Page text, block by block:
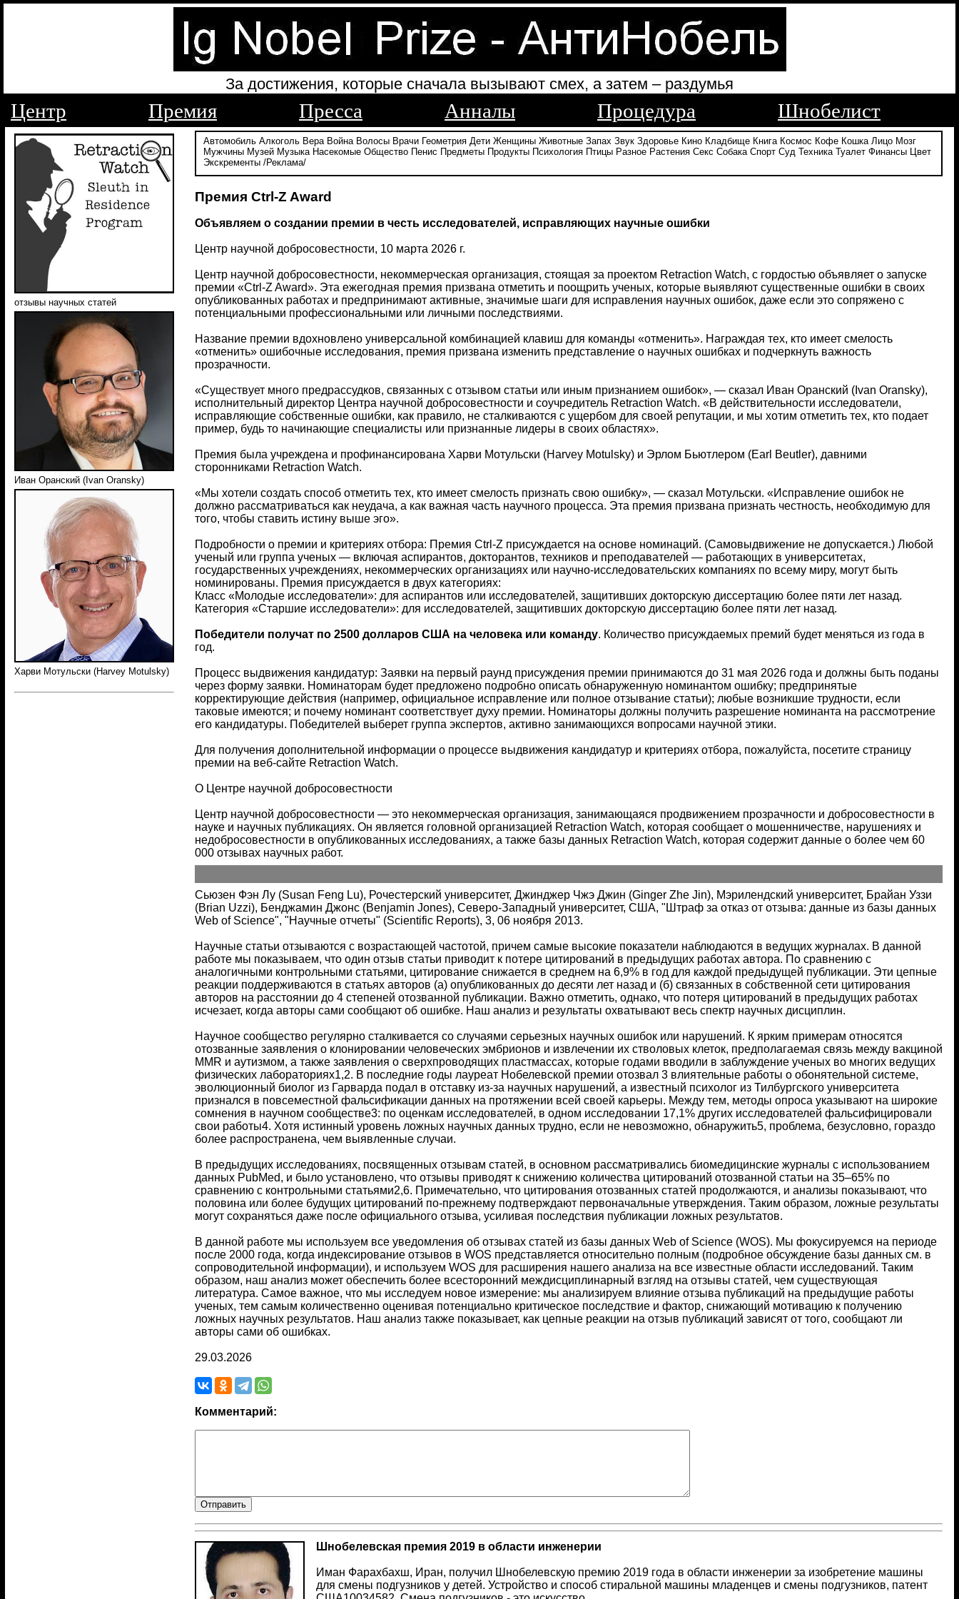
За достижения, которые сначала вызывают смех, а затем – раздумья
Центр Премия Пресса Анналы Процедура Шнобелист
отзывы научных статей
Иван Оранский (Ivan Oransky)
Харви Мотульски (Harvey Motulsky)
Автомобиль Алкоголь Вера Война Волосы Врачи Геометрия Дети Женщины Животные Запах Звук Здоровье Кино Кладбище Книга Космос Кофе Кошка Лицо Мозг
Мужчины Музей Музыка Насекомые Общество Пенис Предметы Продукты Психология Птицы Разное Растения Секс Собака Спорт Суд Техника Туалет Финансы
Цвет
Экскременты /Реклама/
Премия Ctrl-Z Award
Объявляем о создании премии в честь исследователей, исправляющих научные ошибки
Центр научной добросовестности, 10 марта 2026 г.
Центр научной добросовестности, некоммерческая организация, стоящая за проектом Retraction Watch, с гордостью объявляет о запуске
премии «Ctrl-Z Award». Эта ежегодная премия призвана отметить и поощрить ученых, которые выявляют существенные ошибки в своих
опубликованных работах и предпринимают активные, значимые шаги для исправления научных ошибок, даже если это сопряжено с
потенциальными профессиональными или личными последствиями.
Название премии вдохновлено универсальной комбинацией клавиш для команды «отменить». Награждая тех, кто имеет смелость
«отменить» ошибочные исследования, премия призвана изменить представление о научных ошибках и подчеркнуть важность
прозрачности.
«Существует много предрассудков, связанных с отзывом статьи или иным признанием ошибок», — сказал Иван Оранский (Ivan Oransky),
исполнительный директор Центра научной добросовестности и соучредитель Retraction Watch. «В действительности исследователи,
исправляющие собственные ошибки, как правило, не сталкиваются с ущербом для своей репутации, и мы хотим отметить тех, кто подает
пример, будь то начинающие специалисты или признанные лидеры в своих областях».
Премия была учреждена и профинансирована Харви Мотульски (Harvey Motulsky) и Эрлом Бьютлером (Earl Beutler), давними
сторонниками Retraction Watch.
«Мы хотели создать способ отметить тех, кто имеет смелость признать свою ошибку», — сказал Мотульски. «Исправление ошибок не
должно рассматриваться как неудача, а как важная часть научного процесса. Эта премия призвана признать честность, необходимую для
того, чтобы ставить истину выше эго».
Подробности о премии и критериях отбора: Премия Ctrl-Z присуждается на основе номинаций. (Самовыдвижение не допускается.) Любой
ученый или группа ученых — включая аспирантов, докторантов, техников и преподавателей — работающих в университетах,
государственных учреждениях, некоммерческих организациях или научно-исследовательских компаниях по всему миру, могут быть
номинированы. Премия присуждается в двух категориях:
Класс «Молодые исследователи»: для аспирантов или исследователей, защитивших докторскую диссертацию более пяти лет назад.
Категория «Старшие исследователи»: для исследователей, защитивших докторскую диссертацию более пяти лет назад.
Победители получат по 2500 долларов США на человека или команду. Количество присуждаемых премий будет меняться из года в
год.
Процесс выдвижения кандидатур: Заявки на первый раунд присуждения премии принимаются до 31 мая 2026 года и должны быть поданы
через форму заявки. Номинаторам будет предложено подробно описать обнаруженную номинантом ошибку; предпринятые
корректирующие действия (например, официальное исправление или полное отзывание статьи); любые возникшие трудности, если
таковые имеются; и почему номинант соответствует духу премии. Номинаторы должны получить разрешение номинанта на рассмотрение
его кандидатуры. Победителей выберет группа экспертов, активно занимающихся вопросами научной этики.
Для получения дополнительной информации о процессе выдвижения кандидатур и критериях отбора, пожалуйста, посетите страницу
премии на веб-сайте Retraction Watch.
О Центре научной добросовестности
Центр научной добросовестности — это некоммерческая организация, занимающаяся продвижением прозрачности и добросовестности в
науке и научных публикациях. Он является головной организацией Retraction Watch, которая сообщает о мошенничестве, нарушениях и
недобросовестности в опубликованных исследованиях, а также базы данных Retraction Watch, которая содержит данные о более чем 60
000 отзывах научных работ.
Сьюзен Фэн Лу (Susan Feng Lu), Рочестерский университет, Джинджер Чжэ Джин (Ginger Zhe Jin), Мэрилендский университет, Брайан Уззи
(Brian Uzzi), Бенджамин Джонс (Benjamin Jones), Северо-Западный университет, США, "Штраф за отказ от отзыва: данные из базы данных
Web of Science", "Научные отчеты" (Scientific Reports), 3, 06 ноября 2013.
Научные статьи отзываются с возрастающей частотой, причем самые высокие показатели наблюдаются в ведущих журналах. В данной
работе мы показываем, что один отзыв статьи приводит к потере цитирований в предыдущих работах автора. По сравнению с
аналогичными контрольными статьями, цитирование снижается в среднем на 6,9% в год для каждой предыдущей публикации. Эти цепные
реакции поддерживаются в статьях авторов (а) опубликованных до десяти лет назад и (б) связанных в собственной сети цитирования
авторов на расстоянии до 4 степеней отозванной публикации. Важно отметить, однако, что потеря цитирований в предыдущих работах
исчезает, когда авторы сами сообщают об ошибке. Наш анализ и результаты охватывают весь спектр научных дисциплин.
Научное сообщество регулярно сталкивается со случаями серьезных научных ошибок или нарушений. К ярким примерам относятся
отозванные заявления о клонировании человеческих эмбрионов и извлечении их стволовых клеток, предполагаемая связь между вакциной
MMR и аутизмом, а также заявления о сверхпроводящих пластмассах, которые годами вводили в заблуждение ученых во многих ведущих
физических лабораториях1,2. В последние годы лауреат Нобелевской премии отозвал 3 влиятельные работы о обонятельной системе,
эволюционный биолог из Гарварда подал в отставку из-за научных нарушений, а известный психолог из Тилбургского университета
признался в повсеместной фальсификации данных на протяжении всей своей карьеры. Между тем, методы опроса указывают на широкие
сомнения в научном сообществе3: по оценкам исследователей, в одном исследовании 17,1% других исследователей фальсифицировали
свои работы4. Хотя истинный уровень ложных научных данных трудно, если не невозможно, обнаружить5, проблема, безусловно, гораздо
более распространена, чем выявленные случаи.
В предыдущих исследованиях, посвященных отзывам статей, в основном рассматривались биомедицинские журналы с использованием
данных PubMed, и было установлено, что отзывы приводят к снижению количества цитирований отозванной статьи на 35–65% по
сравнению с контрольными статьями2,6. Примечательно, что цитирования отозванных статей продолжаются, и анализы показывают, что
половина или более будущих цитирований по-прежнему подтверждают первоначальные утверждения. Таким образом, ложные результаты
могут сохраняться даже после официального отзыва, усиливая последствия публикации ложных результатов.
В данной работе мы используем все уведомления об отзывах статей из базы данных Web of Science (WOS). Мы фокусируемся на периоде
после 2000 года, когда индексирование отзывов в WOS представляется относительно полным (подробное обсуждение базы данных см. в
сопроводительной информации), и используем WOS для расширения нашего анализа на все известные области исследований. Таким
образом, наш анализ может обеспечить более всесторонний междисциплинарный взгляд на отзывы статей, чем существующая
литература. Самое важное, что мы исследуем новое измерение: мы анализируем влияние отзыва публикаций на предыдущие работы
ученых, тем самым количественно оценивая потенциально критическое последствие и фактор, снижающий мотивацию к получению
ложных научных результатов. Наш анализ также показывает, как цепные реакции на отзыв публикаций зависят от того, сообщают ли
авторы сами об ошибках.
29.03.2026
Комментарий:
Шнобелевская премия 2019 в области инженерии
Иман Фарахбахш, Иран, получил Шнобелевскую премию 2019 года в области инженерии за изобретение машины
для смены подгузников у детей. Устройство и способ стиральной машины младенцев и смены подгузников, патент